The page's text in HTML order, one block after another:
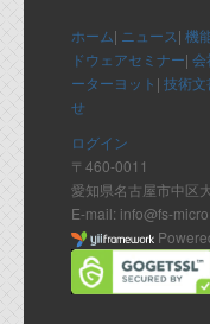
ホーム| ニュース| 機
ドウェアセミナー| 会
ーターヨット | 技術文
せ
ログイン
〒460-0011
愛知県名古屋市中区
E-mail: info@fs-